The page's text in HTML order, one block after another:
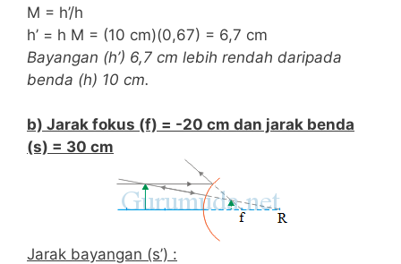
M = h’/h
h’ = h M = (10 cm)(0,67) = 6,7 cm
Bayangan (h’) 6,7 cm lebih rendah daripada
benda (h) 10 cm.
b) Jarak fokus (f) = -20 cm dan jarak benda
(s) = 30 cm
Jarak bayangan (s’) :